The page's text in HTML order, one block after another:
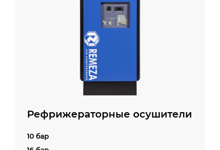
Рефрижераторные осушители
10 бар